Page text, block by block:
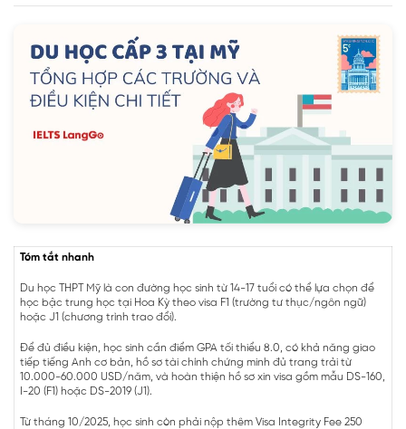
4. Học bổng du học THPT Mỹ
6. Câu hỏi thường gặp
Tóm tắt nhanh
Du học THPT Mỹ là con đường học sinh từ 14-17 tuổi có thể lựa chọn để
học bậc trung học tại Hoa Kỳ theo visa F1 (trường tư thục/ngôn ngữ)
hoặc J1 (chương trình trao đổi).
Để đủ điều kiện, học sinh cần điểm GPA tối thiểu 8.0, có khả năng giao
tiếp tiếng Anh cơ bản, hồ sơ tài chính chứng minh đủ trang trải từ
10.000-60.000 USD/năm, và hoàn thiện hồ sơ xin visa gồm mẫu DS-160,
I-20 (F1) hoặc DS-2019 (J1).
Từ tháng 10/2025, học sinh còn phải nộp thêm Visa Integrity Fee 250